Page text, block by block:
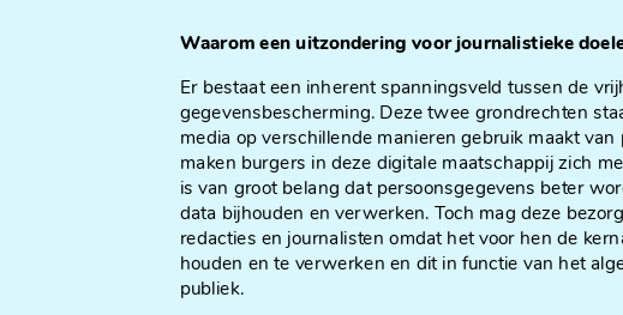
Waarom een uitzondering voor journalistieke
Er bestaat een inherent spanningsveld tussen de
gegevensbescherming. Deze twee grondrechten
media op verschillende manieren gebruik maakt
maken burgers in deze digitale maatschappij zich
is van groot belang dat persoonsgegevens beter
data bijhouden en verwerken. Toch mag deze
redacties en journalisten omdat het voor hen de
houden en te verwerken en dit in functie van het
publiek.